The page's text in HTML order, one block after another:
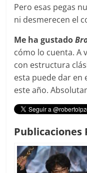
Pero esas pegas
ni desmerecen el
Me ha gustado
cómo lo cuenta. A
con estructura
esta puede dar en
este año.
Publicaciones